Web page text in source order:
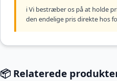
ℹ️ Vi bestræber os på at holde
den endelige pris direkte hos
📦 Relaterede